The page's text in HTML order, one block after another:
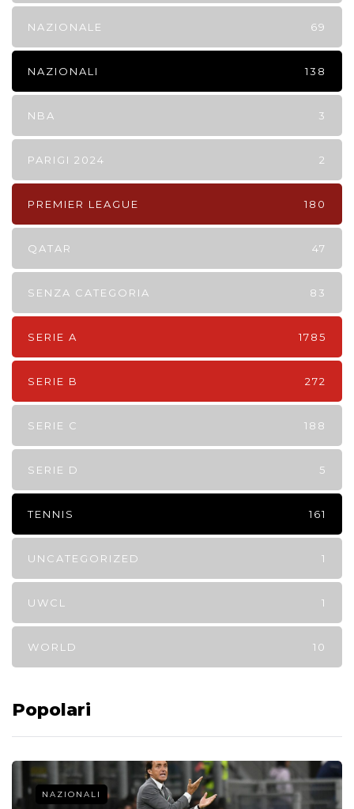
NAZIONALE 69
NAZIONALI 138
NBA 3
PARIGI 2024 2
PREMIER LEAGUE 180
QATAR 47
SENZA CATEGORIA 83
SERIE A 1785
SERIE B 272
SERIE C 188
SERIE D 5
TENNIS 161
UNCATEGORIZED 1
UWCL 1
WORLD 10
Popolari
NAZIONALI